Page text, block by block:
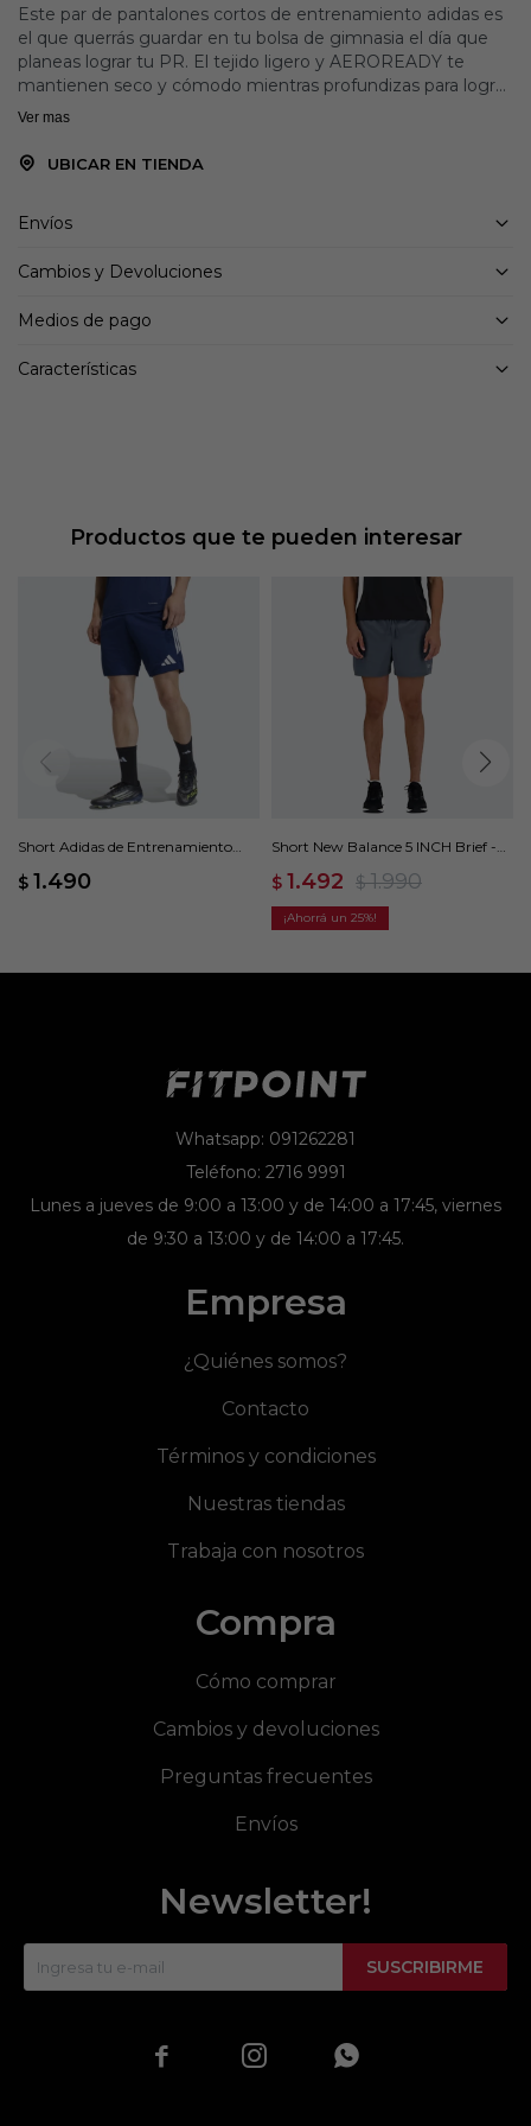
Este par de pantalones cortos de entrenamiento adidas es
el que querrás guardar en tu bolsa de gimnasia el día que
planeas lograr tu PR. El tejido ligero y AEROREADY te
mantienen seco y cómodo mientras profundizas para lograr
esa repetición extra de sentadillas. Están cortados para
detenga.
Tejido liso 100% poliéster reciclado
Bolsillos delanteros con cremallera
Ver mas
UBICAR EN TIENDA
Envíos
Cambios y Devoluciones
Medios de pago
Características
Productos que te pueden interesar
Short Adidas de Entrenamiento
$ 1.490
Short New Balance 5 INCH Brief -
$ 1.492 $ 1.990
25
Whatsapp: 091262281
Teléfono: 2716 9991
Lunes a jueves de 9:00 a 13:00 y de 14:00 a 17:45, viernes
de 9:30 a 13:00 y de 14:00 a 17:45.
Empresa
¿Quiénes somos?
Contacto
Términos y condiciones
Nuestras tiendas
Trabaja con nosotros
Compra
Cómo comprar
Cambios y devoluciones
Preguntas frecuentes
Envíos
Newsletter!
SUSCRIBIRME
  